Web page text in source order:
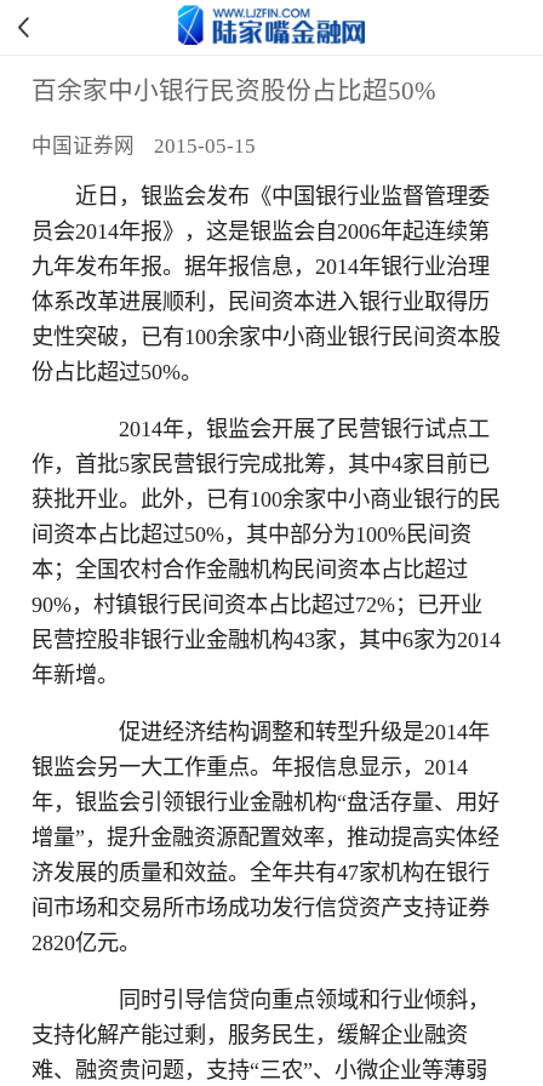
百余家中小银行民资股份占比超50%
中国证券网 2015-05-15
近日，银监会发布《中国银行业监督管理委
员会2014年报》，这是银监会自2006年起连续第
九年发布年报。据年报信息，2014年银行业治理
体系改革进展顺利，民间资本进入银行业取得历
史性突破，已有100余家中小商业银行民间资本股
份占比超过50%。
2014年，银监会开展了民营银行试点工
作，首批5家民营银行完成批筹，其中4家目前已
获批开业。此外，已有100余家中小商业银行的民
间资本占比超过50%，其中部分为100%民间资
本；全国农村合作金融机构民间资本占比超过
90%，村镇银行民间资本占比超过72%；已开业
民营控股非银行业金融机构43家，其中6家为2014
年新增。
促进经济结构调整和转型升级是2014年
银监会另一大工作重点。年报信息显示，2014
年，银监会引领银行业金融机构“盘活存量、用好
增量”，提升金融资源配置效率，推动提高实体经
济发展的质量和效益。全年共有47家机构在银行
间市场和交易所市场成功发行信贷资产支持证券
2820亿元。
同时引导信贷向重点领域和行业倾斜，
支持化解产能过剩，服务民生，缓解企业融资
难、融资贵问题，支持“三农”、小微企业等薄弱